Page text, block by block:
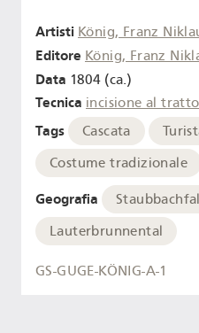
Artisti König, Franz
Editore König, Franz
Data 1804 (ca.)
Tecnica incisione al tratto
Tags Cascata
Costume tradizionale
Geografia
Lauterbrunnental
GS-GUGE-KÖNIG-A-1